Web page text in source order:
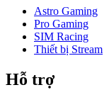
Astro Gaming
Pro Gaming
SIM Racing
Thiết bị Stream
Hỗ trợ